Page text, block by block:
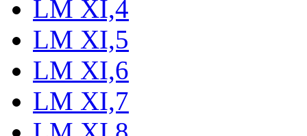
LM XI,4
LM XI,5
LM XI,6
LM XI,7